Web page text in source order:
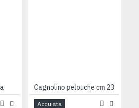
Cagnolino pelouche cm 23
Acquista